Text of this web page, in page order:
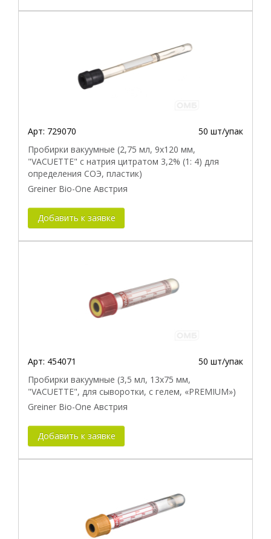
Арт: 729070
50 шт/упак
Пробирки вакуумные (2,75 мл, 9x120 мм,
"VACUETTE" с натрия цитратом 3,2% (1: 4) для
определения СОЭ, пластик)
Greiner Bio-One Австрия
Добавить к заявке
Арт: 454071
50 шт/упак
Пробирки вакуумные (3,5 мл, 13х75 мм,
"VACUETTE", для сыворотки, с гелем, «PREMIUM»)
Greiner Bio-One Австрия
Добавить к заявке